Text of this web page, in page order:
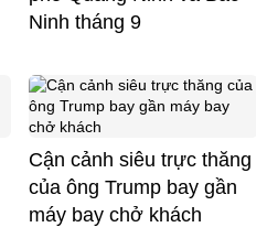
Ninh tháng 9
Cận cảnh siêu trực thăng
của ông Trump bay gần
máy bay chở khách